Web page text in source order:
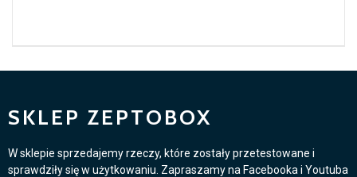
SKLEP ZEPTOBOX
W sklepie sprzedajemy rzeczy, które zostały przetestowane i
sprawdziły się w użytkowaniu. Zapraszamy na Facebooka i Youtuba